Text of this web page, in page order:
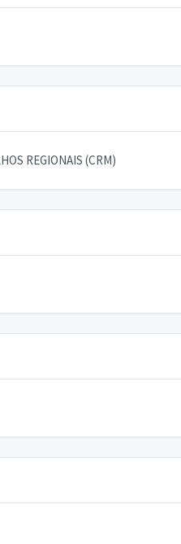
REGIONAIS (CRM)